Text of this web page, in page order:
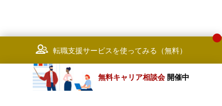
転職支援サービスを使ってみる（無料）
無料キャリア相談会 開催中